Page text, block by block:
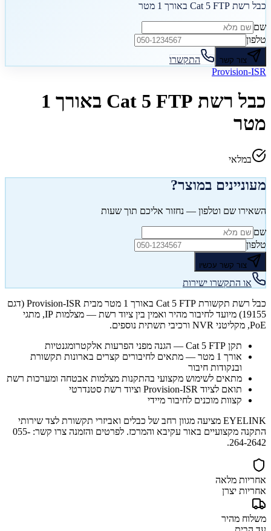
כבל רשת Cat 5 FTP באורך 1 מטר
שם
טלפון
צור קשר
התקשרו
Provision-ISR
כבל רשת Cat 5 FTP באורך 1
מטר
במלאי
מעוניינים במוצר?
השאירו שם וטלפון — נחזור אליכם תוך שעות
שם
טלפון
צור קשר עכשיו
או התקשרו ישירות
כבל רשת תקשורת Cat 5 FTP באורך 1 מטר מבית Provision-ISR (דגם
19155) מיועד לחיבור מהיר ואמין בין ציוד רשת — מצלמות IP, מתגי
PoE, מקליטני NVR ורכיבי תשתית נוספים.
תקן Cat 5 FTP — הגנה מפני הפרעות אלקטרומגנטיות
אורך 1 מטר — מתאים לחיבורים קצרים בארונות תקשורת
ובנקודות חיבור
מתאים לשימוש מקצועי בהתקנות מצלמות אבטחה ומערכות רשת
תואם לציוד Provision-ISR וציוד רשת סטנדרטי
קצוות מוכנים לחיבור מיידי
EYELINK מציעה מגוון רחב של כבלים ואביזרי תקשורת לצד שירותי
התקנה מקצועיים באור עקיבא והמרכז. לפרטים והזמנה צרו קשר: 055-
264-2642.
אחריות מלאה
אחריות יצרן
משלוח מהיר